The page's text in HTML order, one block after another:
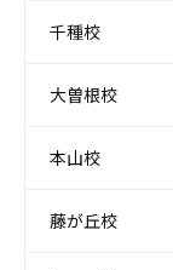
千種校
大曽根校
本山校
藤が丘校